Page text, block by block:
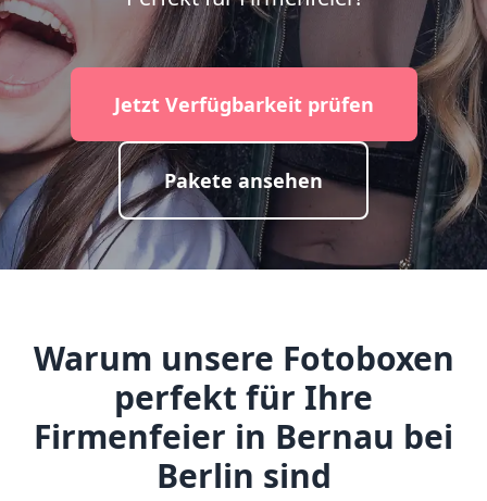
Jetzt Verfügbarkeit prüfen
Pakete ansehen
Warum unsere Fotoboxen
perfekt für Ihre
Firmenfeier in Bernau bei
Berlin sind